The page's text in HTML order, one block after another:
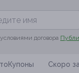
договора
Скоро